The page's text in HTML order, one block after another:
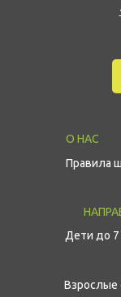
О НАС
Правила
Дети до 7
Взрослые